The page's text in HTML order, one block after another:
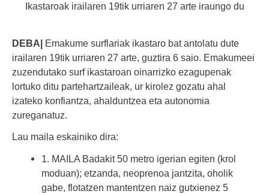
Ikastaroak irailaren 19tik urriaren 27 arte iraungo du
DEBA| Emakume surflariak ikastaro bat antolatu dute
irailaren 19tik urriaren 27 arte, guztira 6 saio. Emakumeei
zuzendutako surf ikastaroan oinarrizko ezagupenak
lortuko ditu partehartzaileak, ur kirolez gozatu ahal
izateko konfiantza, ahalduntzea eta autonomia
zureganatuz.
Lau maila eskainiko dira:
1. MAILA Badakit 50 metro igerian egiten (krol
moduan); etzanda, neoprenoa jantzita, oholik
gabe, flotatzen mantentzen naiz gutxienez 5